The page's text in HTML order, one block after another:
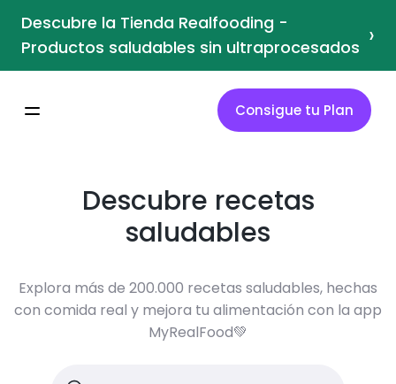
Descubre la Tienda Realfooding -
Productos saludables sin ultraprocesados ›
Consigue tu Plan
Descubre recetas
saludables
Explora más de 200.000 recetas saludables, hechas
con comida real y mejora tu alimentación con la app
MyRealFood💚